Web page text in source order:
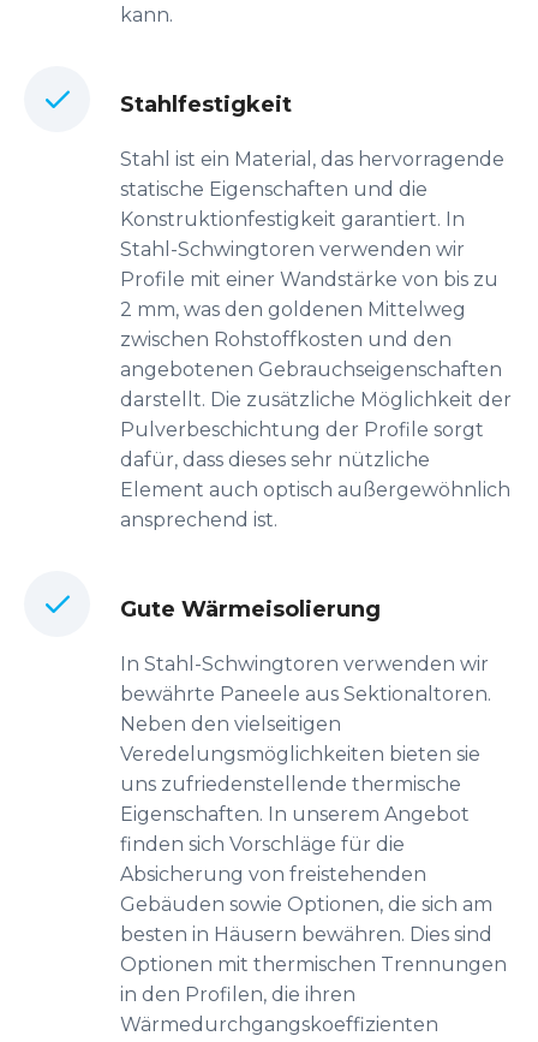
kann.
Stahlfestigkeit
Stahl ist ein Material, das hervorragende
statische Eigenschaften und die
Konstruktionfestigkeit garantiert. In
Stahl-Schwingtoren verwenden wir
Profile mit einer Wandstärke von bis zu
2 mm, was den goldenen Mittelweg
zwischen Rohstoffkosten und den
angebotenen Gebrauchseigenschaften
darstellt. Die zusätzliche Möglichkeit der
Pulverbeschichtung der Profile sorgt
dafür, dass dieses sehr nützliche
Element auch optisch außergewöhnlich
ansprechend ist.
Gute Wärmeisolierung
In Stahl-Schwingtoren verwenden wir
bewährte Paneele aus Sektionaltoren.
Neben den vielseitigen
Veredelungsmöglichkeiten bieten sie
uns zufriedenstellende thermische
Eigenschaften. In unserem Angebot
finden sich Vorschläge für die
Absicherung von freistehenden
Gebäuden sowie Optionen, die sich am
besten in Häusern bewähren. Dies sind
Optionen mit thermischen Trennungen
in den Profilen, die ihren
Wärmedurchgangskoeffizienten